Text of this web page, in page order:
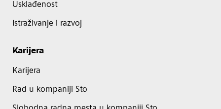
Usklađenost
Istraživanje i razvoj
Karijera
Karijera
Rad u kompaniji Sto